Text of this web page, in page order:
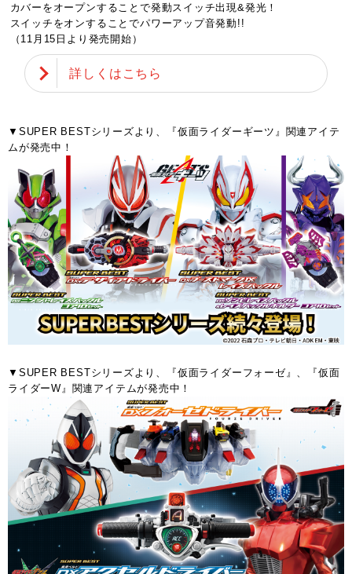
カバーをオープンすることで発動スイッチ出現&発光！
スイッチをオンすることでパワーアップ音発動!!
（11月15日より発売開始）
詳しくはこちら
▼SUPER BESTシリーズより、『仮面ライダーギーツ』関連アイテ
ムが発売中！
▼SUPER BESTシリーズより、『仮面ライダーフォーゼ』、『仮面
ライダーW』関連アイテムが発売中！